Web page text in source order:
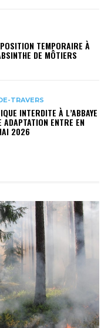
TEMPORAIRE À
DE MÔTIERS
TRAVERS
INTERDITE À L’ABBAYE
ADAPTATION ENTRE EN
2026